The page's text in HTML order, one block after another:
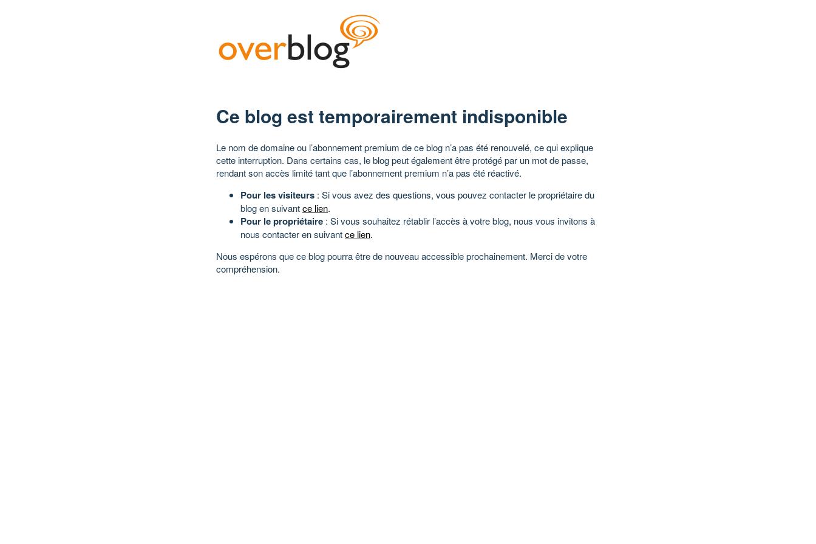
Ce blog est temporairement indisponible
Le nom de domaine ou l’abonnement premium de ce blog n’a pas été renouvelé, ce qui explique
cette interruption. Dans certains cas, le blog peut également être protégé par un mot de passe,
rendant son accès limité tant que l’abonnement premium n’a pas été réactivé.
Pour les visiteurs : Si vous avez des questions, vous pouvez contacter le propriétaire du
blog en suivantce lien.
Pour le propriétaire : Si vous souhaitez rétablir l’accès à votre blog, nous vous invitons à
nous contacter en suivantce lien.
Nous espérons que ce blog pourra être de nouveau accessible prochainement. Merci de votre
compréhension.